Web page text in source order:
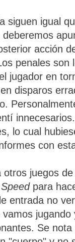
siguen igual
acción
penales son
jugador en
disparos
lo cual
con
juegos
para
entrada no
Se